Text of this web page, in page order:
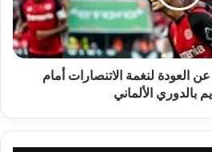
العودة لنغمة الاتنصارات أمام
بالدوري الألماني